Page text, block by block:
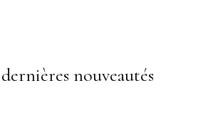
nouveautés